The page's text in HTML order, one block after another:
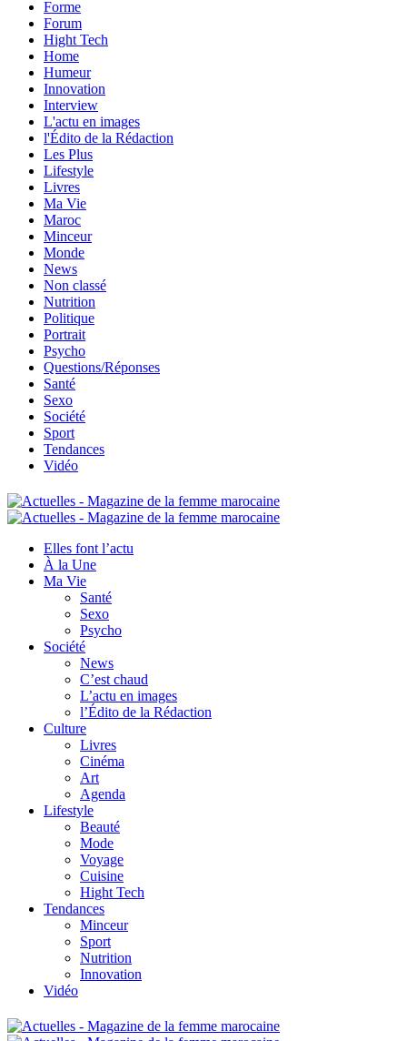
Forme
Forum
Hight Tech
Home
Humeur
Innovation
Interview
L'actu en images
l'Édito de la Rédaction
Les Plus
Lifestyle
Livres
Ma Vie
Maroc
Minceur
Monde
News
Non classé
Nutrition
Politique
Portrait
Psycho
Questions/Réponses
Santé
Sexo
Société
Sport
Tendances
Vidéo
Elles font l’actu
À la Une
Ma Vie
Santé
Sexo
Psycho
Société
News
C’est chaud
L’actu en images
l’Édito de la Rédaction
Culture
Livres
Cinéma
Art
Agenda
Lifestyle
Beauté
Mode
Voyage
Cuisine
Hight Tech
Tendances
Minceur
Sport
Nutrition
Innovation
Vidéo